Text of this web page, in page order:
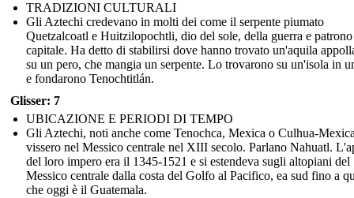
TRADIZIONI CULTURALI
Gli Aztechi credevano in molti dei come il serpente piumato
Quetzalcoatl e Huitzilopochtli, dio del sole, della guerra e
capitale. Ha detto di stabilirsi dove hanno trovato un'aquila
su un pero, che mangia un serpente. Lo trovarono su un'isola in
e fondarono Tenochtitlán.
Glisser: 7
UBICAZIONE E PERIODI DI TEMPO
Gli Aztechi, noti anche come Tenochca, Mexica o Culhua-
vissero nel Messico centrale nel XIII secolo. Parlano Nahuatl.
del loro impero era il 1345-1521 e si estendeva sugli altopiani del
Messico centrale dalla costa del Golfo al Pacifico, ea sud fino a
che oggi è il Guatemala.